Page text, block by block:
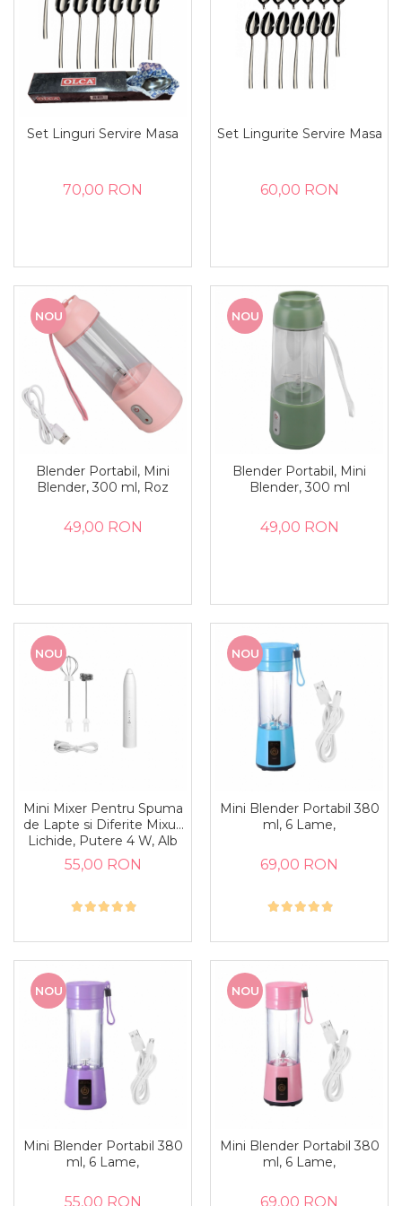
Set Linguri Servire Masa
70,00 RON
Set Lingurite Servire Masa
60,00 RON
NOU
Blender Portabil, Mini
Blender, 300 ml, Roz
49,00 RON
NOU
Blender Portabil, Mini
Blender, 300 ml
49,00 RON
NOU
Mini Mixer Pentru Spuma
de Lapte si Diferite Mixuri
Lichide, Putere 4 W, Alb
55,00 RON
NOU
Mini Blender Portabil 380
ml, 6 Lame,
69,00 RON
NOU
Mini Blender Portabil 380
ml, 6 Lame,
55,00 RON
NOU
Mini Blender Portabil 380
ml, 6 Lame,
69,00 RON